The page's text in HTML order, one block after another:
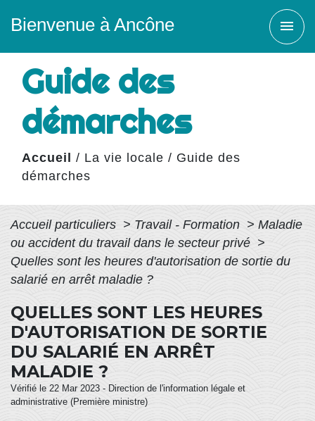
Bienvenue à Ancône menu
Guide des
démarches
Accueil / La vie locale / Guide des
démarches
Accueil particuliers > Travail - Formation > Maladie
ou accident du travail dans le secteur privé >
Quelles sont les heures d'autorisation de sortie du
salarié en arrêt maladie ?
QUELLES SONT LES HEURES
D'AUTORISATION DE SORTIE
DU SALARIÉ EN ARRÊT
MALADIE ?
Vérifié le 22 Mar 2023 - Direction de l'information légale et
administrative (Première ministre)